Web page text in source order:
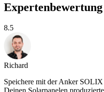
Expertenbewertung
8.5
Richard
Speichere mit der Anker